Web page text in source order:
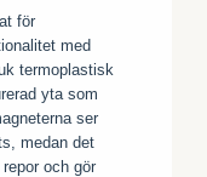
för
med
termoplastisk
yta som
ser
medan det
och gör